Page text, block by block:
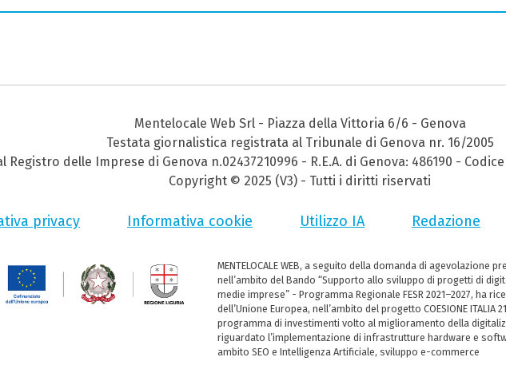
Mentelocale Web Srl - Piazza della Vittoria 6/6 - Genova
Testata giornalistica registrata al Tribunale di Genova nr. 16/2005
Registro delle Imprese di Genova n.02437210996 - R.E.A. di Genova: 486190 -
Copyright © 2025 (V3) - Tutti i diritti riservati
privacy Informativa cookie Utilizzo IA Redazione
MENTELOCALE WEB, a seguito della domanda di agevolazione
nell’ambito del Bando “Supporto allo sviluppo di progetti di
medie imprese” - Programma Regionale FESR 2021–2027, ha
dell’Unione Europea, nell’ambito del progetto COESIONE ITALIA
programma di investimenti volto al miglioramento della
riguardato l’implementazione di infrastrutture hardware e
ambito SEO e Intelligenza Artificiale, sviluppo e-commerce